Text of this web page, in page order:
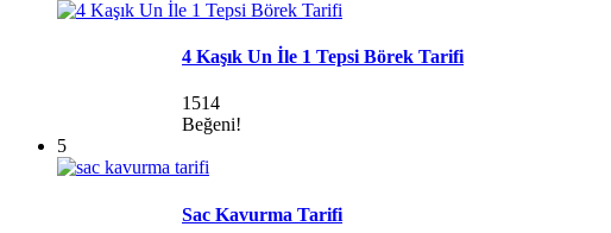
4 Kaşık Un İle 1 Tepsi Börek Tarifi
1514
Beğeni!
5
Sac Kavurma Tarifi